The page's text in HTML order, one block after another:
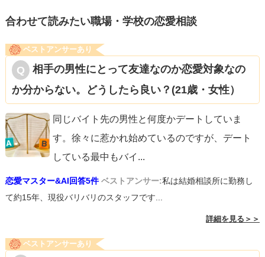
合わせて読みたい職場・学校の恋愛相談
ベストアンサーあり
相手の男性にとって友達なのか恋愛対象なの
か分からない。どうしたら良い？(21歳・女性）
同じバイト先の男性と何度かデートしていま
す。徐々に惹かれ始めているのですが、デート
している最中もバイ ...
恋愛マスター&AI回答5件 ベストアンサー:私は結婚相談所に勤務し
て約15年、現役バリバリのスタッフです...
詳細を見る＞＞
ベストアンサーあり